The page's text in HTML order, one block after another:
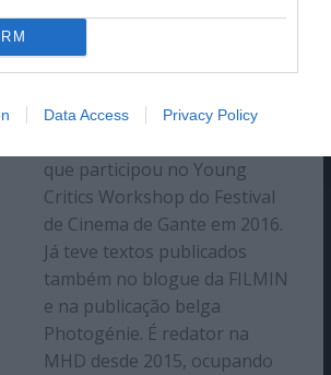
Data Access Privacy Policy
Superior de Teatro e Cinema.
apaixonado por escrita e
que participou no Young
Critics Workshop do Festival
de Cinema de Gante em 2016.
Já teve textos publicados
também no blogue da FILMIN
e na publicação belga
Photogénie. É redator na
MHD desde 2015, ocupando